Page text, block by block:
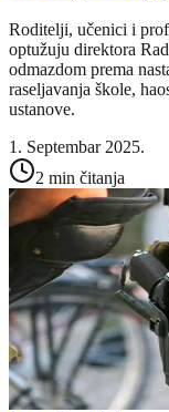
Roditelji, učenici i
optužuju direktora
odmazdom prema
raseljavanja škole,
ustanove.
1. Septembar 2025.
2 min čitanja